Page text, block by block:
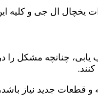
یخچال ال جی و
چنانچه مشکل را
قطعات جدید نیاز باشد،